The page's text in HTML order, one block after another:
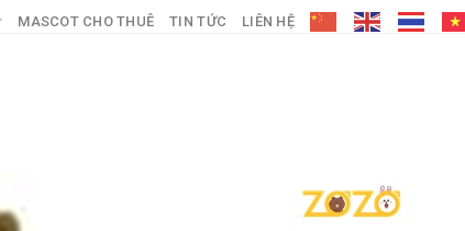
MASCOT CHO THUÊ TIN TỨC LIÊN HỆ